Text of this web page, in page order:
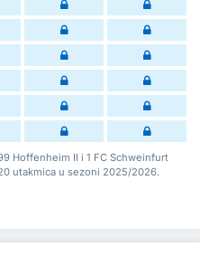
Hoffenheim II i 1 FC Schweinfurt
utakmica u sezoni 2025/2026.